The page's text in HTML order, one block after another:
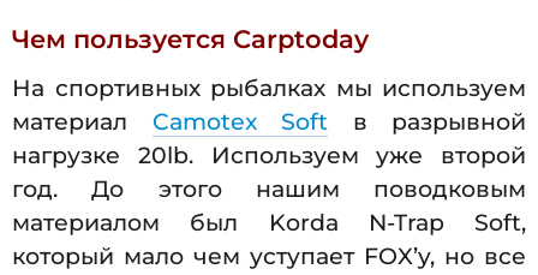
Чем пользуется Carptoday
На спортивных рыбалках мы используем
материал Camotex Soft в разрывной
нагрузке 20lb. Используем уже второй
год. До этого нашим поводковым
материалом был Korda N-Trap Soft,
который мало чем уступает FOX’y, но все